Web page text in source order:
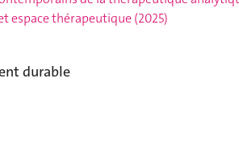
espace thérapeutique(2025)
durable